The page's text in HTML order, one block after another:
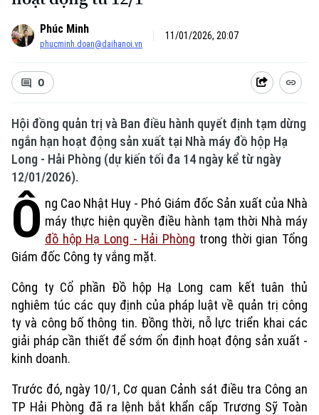
Phúc Minh
phucminh.doan@daihanoi.vn
11/01/2026, 20:07
0
Hội đồng quản trị và Ban điều hành quyết định tạm dừng
ngắn hạn hoạt động sản xuất tại Nhà máy đồ hộp Hạ
Long - Hải Phòng (dự kiến tối đa 14 ngày kể từ ngày
12/01/2026).
Ô ng Cao Nhật Huy - Phó Giám đốc Sản xuất của Nhà
máy thực hiện quyền điều hành tạm thời Nhà máy
đồ hộp Hạ Long - Hải Phòng trong thời gian Tổng
Giám đốc Công ty vắng mặt.
Công ty Cổ phần Đồ hộp Hạ Long cam kết tuân thủ
nghiêm túc các quy định của pháp luật về quản trị công
ty và công bố thông tin. Đồng thời, nỗ lực triển khai các
giải pháp cần thiết để sớm ổn định hoạt động sản xuất -
kinh doanh.
Trước đó, ngày 10/1, Cơ quan Cảnh sát điều tra Công an
TP Hải Phòng đã ra lệnh bắt khẩn cấp Trương Sỹ Toàn